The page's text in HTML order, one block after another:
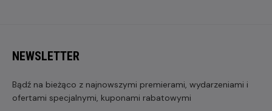
NEWSLETTER
Bądź na bieżąco z najnowszymi premierami, wydarzeniami i
ofertami specjalnymi, kuponami rabatowymi